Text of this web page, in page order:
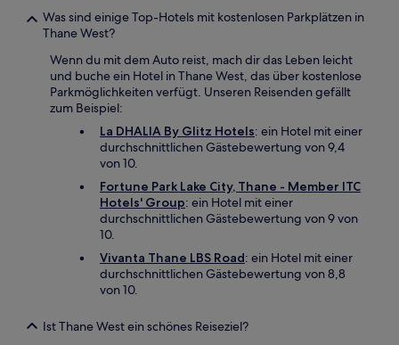
Was sind einige Top-Hotels mit kostenlosen Parkplätzen in
Thane West?
Wenn du mit dem Auto reist, mach dir das Leben leicht
und buche ein Hotel in Thane West, das über kostenlose
Parkmöglichkeiten verfügt. Unseren Reisenden gefällt
zum Beispiel:
La DHALIA By Glitz Hotels: ein Hotel mit einer
durchschnittlichen Gästebewertung von 9,4
von 10.
Fortune Park Lake City, Thane - Member ITC
Hotels' Group: ein Hotel mit einer
durchschnittlichen Gästebewertung von 9 von
10.
Vivanta Thane LBS Road: ein Hotel mit einer
durchschnittlichen Gästebewertung von 8,8
von 10.
Ist Thane West ein schönes Reiseziel?